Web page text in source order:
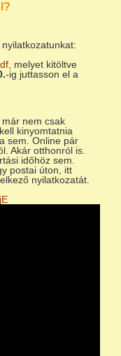
, melyet kitöltve
-ig juttasson el a
nem csak
kinyomtatnia
sem. Online pár
Akár otthonról is.
időhöz sem.
postai úton, itt
nyilatkozatát.